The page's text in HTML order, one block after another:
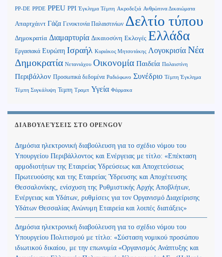
PP-DE PPDE PPEU PPI Έγκλημα Τέμπη Ακροδεξιά Ανθρώπινα Δικαιώματα
Απαρτχάιντ Γάζα Γενοκτονία Παλαιστινίων Δελτίο τύπου
Δημοκρατία Διαμαρτυρία Δικαιοσύνη Εκλογές Ελλάδα
Εργασιακά Ευρώπη Ισραήλ Κυριάκος Μητσοτάκης Λογοκρισία Νέα
Δημοκρατία Νετανιάχου Οικονομία Παιδεία Παλαιστίνη
Περιβάλλον Προσωπικά δεδομένα Ραδιόφωνο Συνέδριο Τέμπη Έγκλημα
Τέμπη Συγκάλυψη Τεμπη Τραμπ Υγεία Φάρμακα
ΔΙΑΒΟΥΛΕΎΣΕΙΣ ΣΤΟ OPENGOV
Δημόσια ηλεκτρονική διαβούλευση για το σχέδιο νόμου του
Υπουργείου Περιβάλλοντος και Ενέργειας με τίτλο: «Επέκταση
αρμοδιοτήτων της Εταιρείας Υδρεύσεως και Αποχετεύσεως
Πρωτευούσης και της Εταιρείας Ύδρευσης και Αποχέτευσης
Θεσσαλονίκης, ενίσχυση της Ρυθμιστικής Αρχής Αποβλήτων,
Ενέργειας και Υδάτων, ρυθμίσεις για τον Οργανισμό Διαχείρισης
Υδάτων Θεσσαλίας Ανώνυμη Εταιρεία και λοιπές διατάξεις»
Δημόσια ηλεκτρονική διαβούλευση για το σχέδιο νόμου του
Υπουργείου Πολιτισμού με τίτλο: «Σύσταση νομικού προσώπου
ιδιωτικού δικαίου, με την επωνυμία «Οργανισμός Ανάπτυξης και